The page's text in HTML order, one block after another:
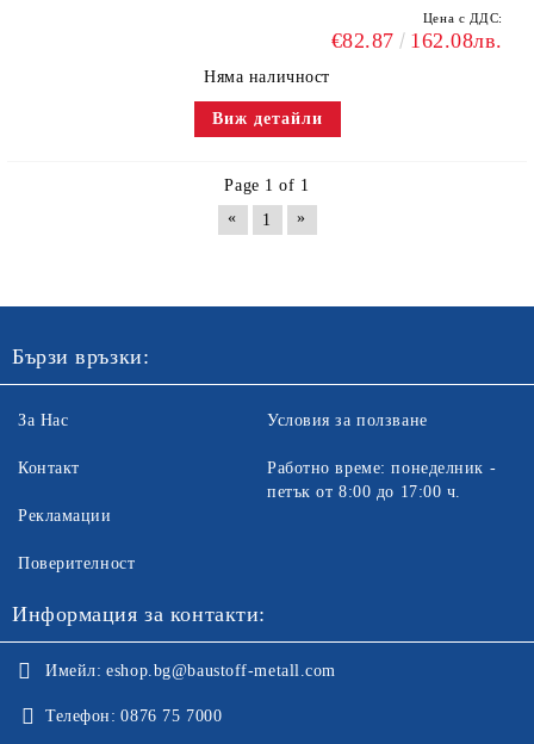
Цена с ДДС:
€82.87 162.08лв.
Няма наличност
Виж детайли
Page 1 of 1
«
1 »
Бързи връзки:
За Нас
Контакт
Рекламации
Поверителност
Условия за ползване
Работно време: понеделник -
петък от 8:00 до 17:00 ч.
Информация за контакти:
Имейл: eshop.bg@baustoff-metall.com
Телефон: 0876 75 7000